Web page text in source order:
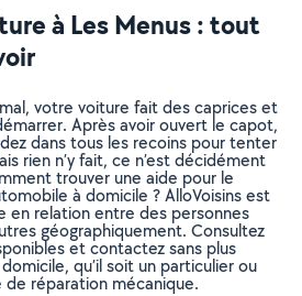
à Les Menus : tout
votre voiture fait des caprices et
Après avoir ouvert le capot,
dans tous les recoins pour tenter
rien n’y fait, ce n’est décidément
trouver une aide pour le
à domicile ? AlloVoisins est
en relation entre des personnes
géographiquement. Consultez
et contactez sans plus
qu’il soit un particulier ou
de réparation mécanique.